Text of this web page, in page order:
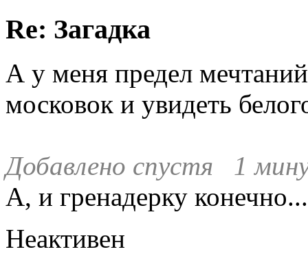
Re: Загадка
А у меня предел
московок и увидеть
Добавлено спустя 1
А, и гренадерку конечно...
Неактивен